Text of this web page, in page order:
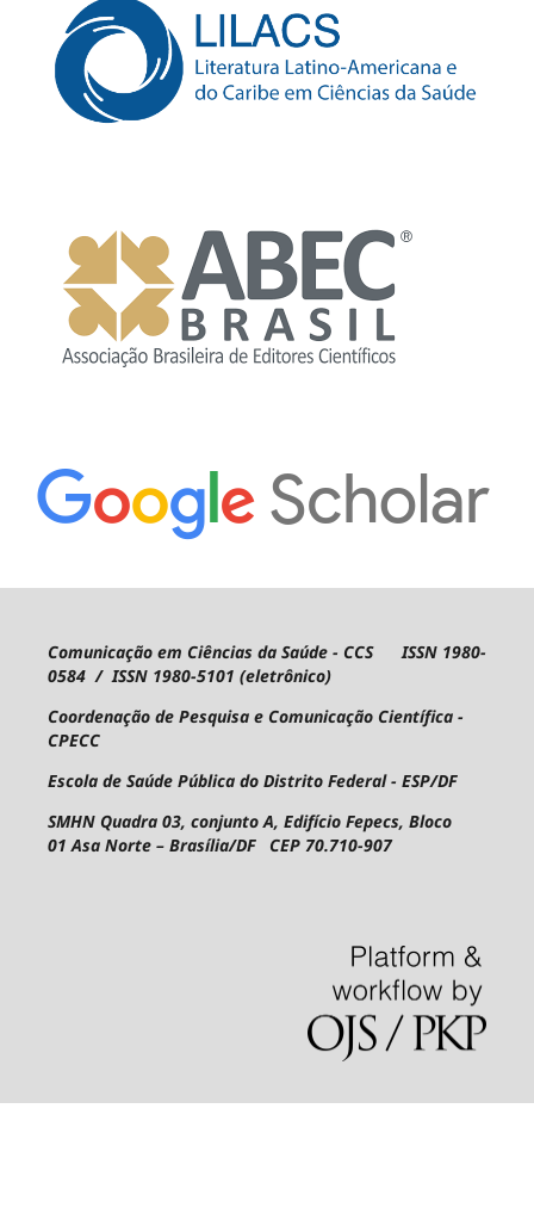
Comunicação em Ciências da Saúde - CCS ISSN 1980-
0584 / ISSN 1980-5101 (eletrônico)
Coordenação de Pesquisa e Comunicação Científica -
CPECC
Escola de Saúde Pública do Distrito Federal - ESP/DF
SMHN Quadra 03, conjunto A, Edifício Fepecs, Bloco
01 Asa Norte – Brasília/DF CEP 70.710-907